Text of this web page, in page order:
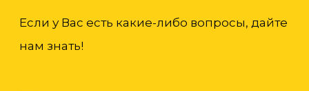
Если у Вас есть какие-либо вопросы, дайте
нам знать!